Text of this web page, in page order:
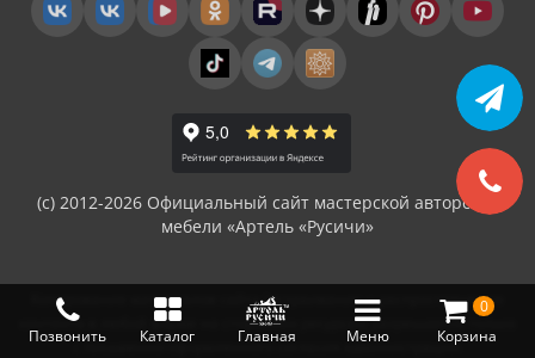
Меню
Позвонить Каталог Главная
0
Корзина
(с) 2012-2026 Официальный сайт мастерской авторской
мебели «Артель «Русичи»
Копирование материалов сайта (встраивание и распространение
контента в любой форме на сторонних ресурсах) разрешается только
с письменно-оформленного согласия администрации.